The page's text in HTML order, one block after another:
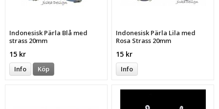
Indonesisk Pärla Blå med
strass 20mm
15 kr
Info Köp
Indonesisk Pärla Lila med
Rosa Strass 20mm
15 kr
Info